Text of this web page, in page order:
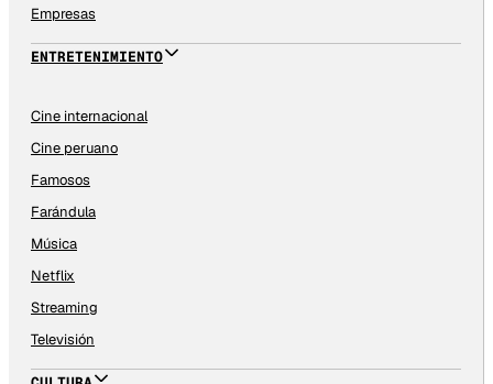
Empresas
ENTRETENIMIENTO
Cine internacional
Cine peruano
Famosos
Farándula
Música
Netflix
Streaming
Televisión